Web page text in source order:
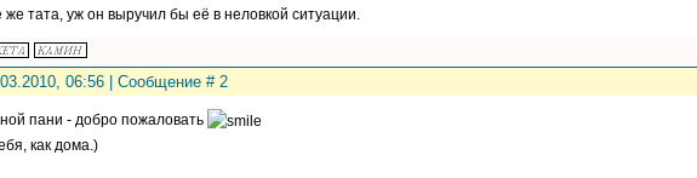
же тата, уж он выручил бы её в неловкой ситуации.
06:56 | Сообщение # 2
пани - добро пожаловать
как дома.)